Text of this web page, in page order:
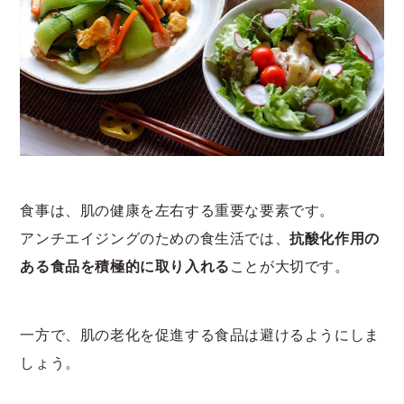
食事は、肌の健康を左右する重要な要素です。
アンチエイジングのための食生活では、抗酸化作用の
ある食品を積極的に取り入れることが大切です。
一方で、肌の老化を促進する食品は避けるようにしま
しょう。